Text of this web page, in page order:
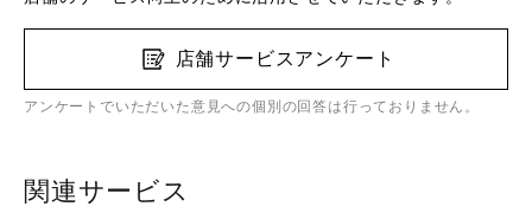
店舗サービスアンケート
アンケートでいただいた意見への個別の回答は行っておりません。
関連サービス